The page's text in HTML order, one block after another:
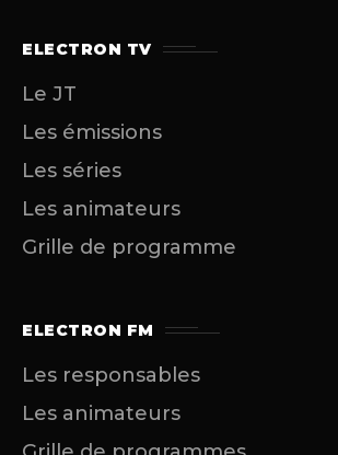
ELECTRON TV
Le JT
Les émissions
Les séries
Les animateurs
Grille de programme
ELECTRON FM
Les responsables
Les animateurs